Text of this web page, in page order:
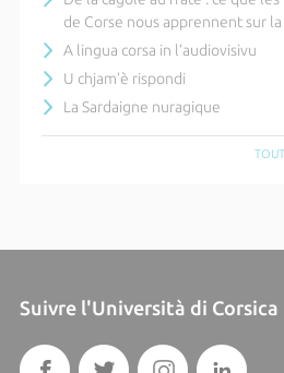
de Corse nous apprennent sur
A lingua corsa in l’audiovisivu
U chjam’è rispondi
La Sardaigne nuragique
Suivre l'Università di Corsica